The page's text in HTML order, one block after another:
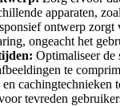
apparaten,
ontwerp zorgt
ongeacht het
Optimaliseer
te
cachingtechnieken
tevreden